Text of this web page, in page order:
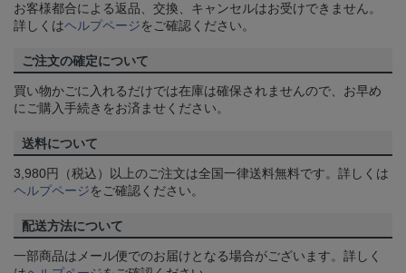
お客様都合による返品、交換、キャンセルはお受けできません。
詳しくはヘルプページをご確認ください。
ご注文の確定について
買い物かごに入れるだけでは在庫は確保されませんので、お早め
にご購入手続きをお済ませください。
送料について
3,980円（税込）以上のご注文は全国一律送料無料です。詳しくは
ヘルプページをご確認ください。
配送方法について
一部商品はメール便でのお届けとなる場合がございます。詳しく